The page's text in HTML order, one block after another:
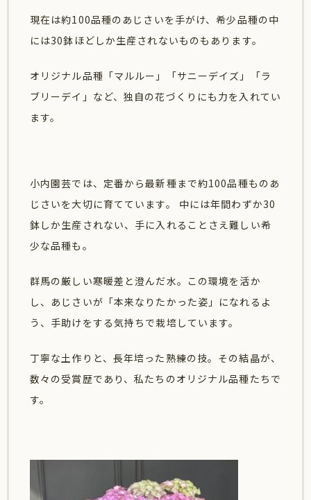
現在は約100品種のあじさいを手がけ、希少品種の中
には30鉢ほどしか生産されないものもあります。
オリジナル品種「マルルー」「サニーデイズ」「ラ
ブリーデイ」 など、独自の花づくりにも力を入れてい
ます。
小内園芸では、定番から最新種まで約100品種ものあ
じさいを大切に育てています。 中には年間わずか30
鉢しか生産されない、手に入れることさえ難しい希
少な品種も。
群馬の厳しい寒暖差と澄んだ水。この環境を活か
し、あじさいが「本来なりたかった姿」になれるよ
う、手助けをする気持ちで栽培しています。
丁寧な土作りと、長年培った熟練の技。その結晶が、
数々の受賞歴であり、私たちのオリジナル品種たちで
す。